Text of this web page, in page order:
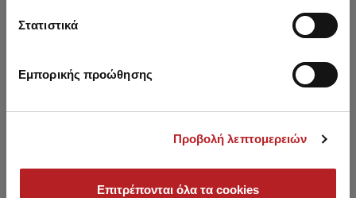
Στατιστικά
Εμπορικής προώθησης
Προβολή λεπτομερειών
Επιτρέπονται όλα τα cookies